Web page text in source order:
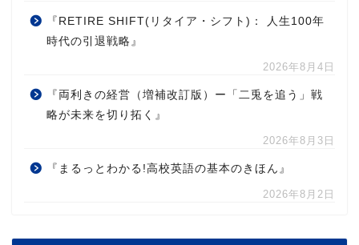
『RETIRE SHIFT(リタイア・シフト)： 人生100年
時代の引退戦略』
2026年8月4日
『両利きの経営（増補改訂版）ー「二兎を追う」戦
略が未来を切り拓く』
2026年8月3日
『まるっとわかる!高校英語の基本のきほん』
2026年8月2日